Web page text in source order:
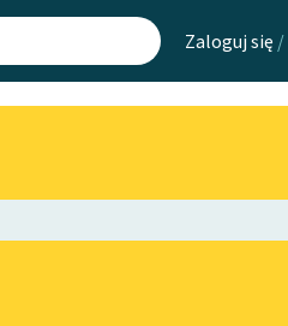
Zaloguj się /
Mapa Wolnych Lektur
Leśmianator